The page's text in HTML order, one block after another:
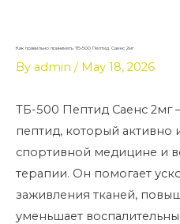
content
Как правильно принимать ТБ-500 Пептид Саенс 2мг
By admin / May 18, 2026
ТБ-500 Пептид Саенс 2мг
пептид, который активно
спортивной медицине и
терапии. Он помогает
заживления тканей,
уменьшает